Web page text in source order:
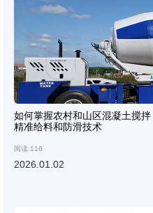
如何掌握农村和山区混凝土搅拌
精准给料和防滑技术
阅读:116
2026.01.02